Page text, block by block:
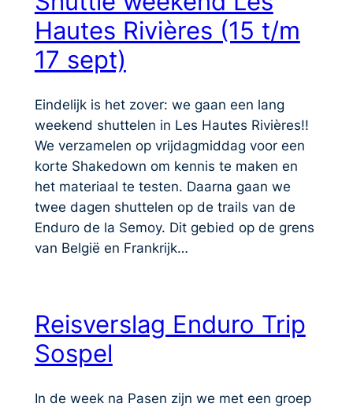
Hautes Rivières (15 t/m
17 sept)
Eindelijk is het zover: we gaan een lang
weekend shuttelen in Les Hautes Rivières!!
We verzamelen op vrijdagmiddag voor een
korte Shakedown om kennis te maken en
het materiaal te testen. Daarna gaan we
twee dagen shuttelen op de trails van de
Enduro de la Semoy. Dit gebied op de grens
van België en Frankrijk…
Reisverslag Enduro Trip
Sospel
In de week na Pasen zijn we met een groep